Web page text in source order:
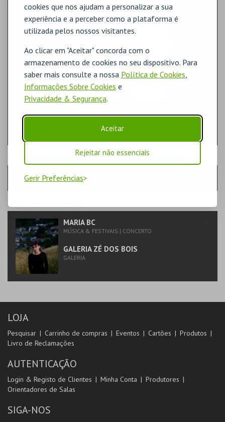
cookies que nos ajudam a personalizar a sua
experiência e a perceber como a plataforma é
utilizada pelos nossos visitantes.
Ao clicar em "Aceitar" concorda com o
armazenamento de cookies no seu dispositivo. Para
saber mais consulte a nossa Política de Cookies
Informações Sobre Cookies e
Privacidade & Segurança.
Aceitar
Rejeitar não essenciais
Gerir Preferências
ENTRADA
- SESSÃO
QUARTA-FEIRA | 25 NOV 2026 | 21:00
MARIA BC
MÚSICA & FESTIVAIS | CONCERTO
GALERIA ZÉ DOS BOIS
GALERIA
LOJA
Pesquisar Carrinho de compras Eventos Cartões
Produtos
Livro de Reclamações
AUTENTICAÇÃO
Login & Registo de Clientes Minha Conta
Produtores
Orientadores de Salas
SIGA-NOS